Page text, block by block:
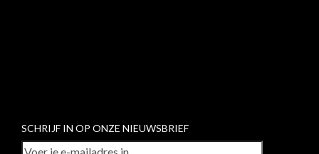
SCHRIJF IN OP ONZE NIEUWSBRIEF